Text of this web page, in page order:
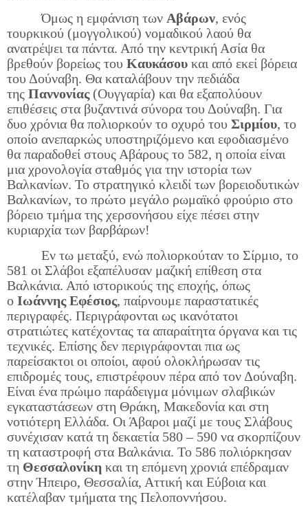
Όμως η εμφάνιση των Αβάρων, ενός
τουρκικού (μογγολικού) νομαδικού λαού θα
ανατρέψει τα πάντα. Από την κεντρική Ασία θα
βρεθούν βορείως του Καυκάσου και από εκεί βόρεια
του Δούναβη. Θα καταλάβουν την πεδιάδα
της Παννονίας(Ουγγαρία) και θα εξαπολύουν
επιθέσεις στα βυζαντινά σύνορα του Δούναβη. Για
δυο χρόνια θα πολιορκούν το οχυρό του Σιρμίου, το
οποίο ανεπαρκώς υποστηριζόμενο και εφοδιασμένο
θα παραδοθεί στους Αβάρους το 582, η οποία είναι
μια χρονολογία σταθμός για την ιστορία των
Βαλκανίων. Το στρατηγικό κλειδί των βορειοδυτικών
Βαλκανίων, το πρώτο μεγάλο ρωμαϊκό φρούριο στο
βόρειο τμήμα της χερσονήσου είχε πέσει στην
κυριαρχία των βαρβάρων!
Εν τω μεταξύ, ενώ πολιορκούταν το Σίρμιο, το
581 οι Σλάβοι εξαπέλυσαν μαζική επίθεση στα
Βαλκάνια. Από ιστορικούς της εποχής, όπως
ο Ιωάννης Εφέσιος, παίρνουμε παραστατικές
περιγραφές. Περιγράφονται ως ικανότατοι
στρατιώτες κατέχοντας τα απαραίτητα όργανα και τις
τεχνικές. Επίσης δεν περιγράφονται πια ως
παρείσακτοι οι οποίοι, αφού ολοκλήρωσαν τις
επιδρομές τους, επιστρέφουν πέρα από τον Δούναβη.
Είναι ένα πρώιμο παράδειγμα μόνιμων σλαβικών
εγκαταστάσεων στη Θράκη, Μακεδονία και στη
νοτιότερη Ελλάδα. Οι Άβαροι μαζί με τους Σλάβους
συνέχισαν κατά τη δεκαετία 580 – 590 να σκορπίζουν
τη καταστροφή στα Βαλκάνια. Το 586 πολιόρκησαν
τη Θεσσαλονίκη και τη επόμενη χρονιά επέδραμαν
στην Ήπειρο, Θεσσαλία, Αττική και Εύβοια και
κατέλαβαν τμήματα της Πελοποννήσου.